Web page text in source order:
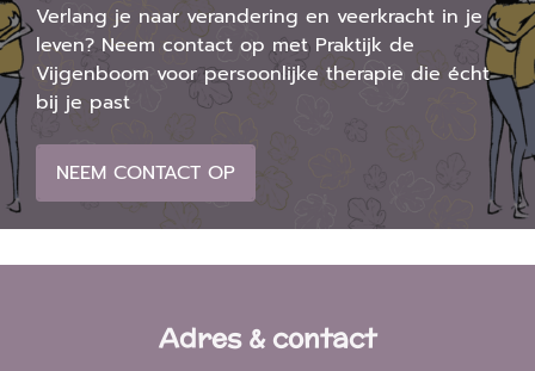
Verlang je naar verandering en veerkracht in je
leven? Neem contact op met Praktijk de
Vijgenboom voor persoonlijke therapie die écht
bij je past
NEEM CONTACT OP
Adres & contact